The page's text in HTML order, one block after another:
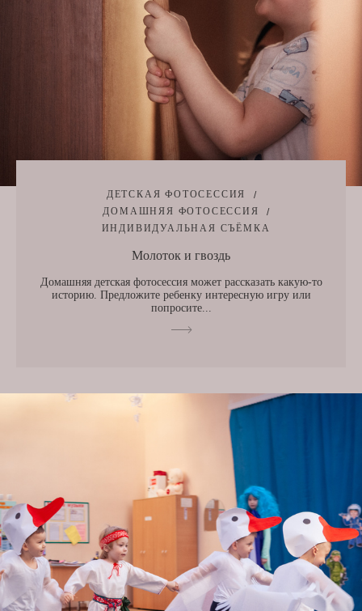
ДЕТСКАЯ ФОТОСЕССИЯ
ДОМАШНЯЯ ФОТОСЕССИЯ
ИНДИВИДУАЛЬНАЯ СЪЁМКА
Молоток и гвоздь
Домашняя детская фотосессия может рассказать какую-то
историю. Предложите ребенку интересную игру или
попросите...